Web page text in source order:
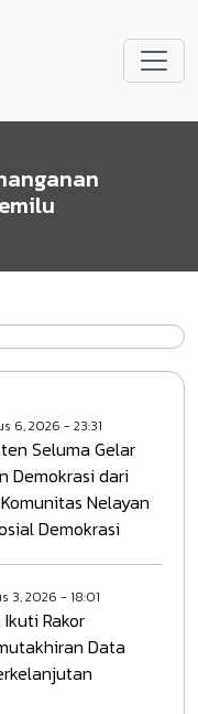
6, 2026 - 23:31
Seluma Gelar
Demokrasi dari
Nelayan
Demokrasi
3, 2026 - 18:01
Rakor
Data